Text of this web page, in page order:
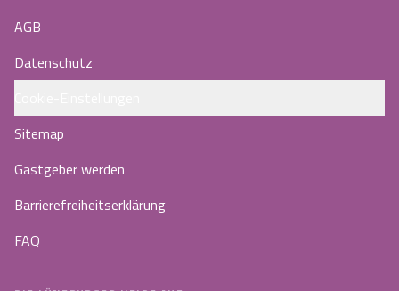
AGB
Datenschutz
Sitemap
Gastgeber werden
Barrierefreiheitserklärung
FAQ